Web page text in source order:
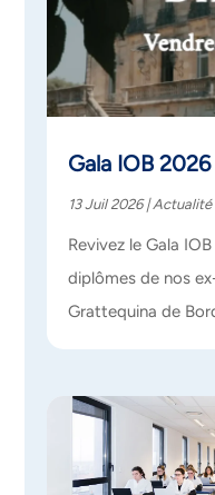
Gala IOB 2026
13 Juil 2026|Actualité
Revivez le Gala
diplômes de nos
Grattequina de